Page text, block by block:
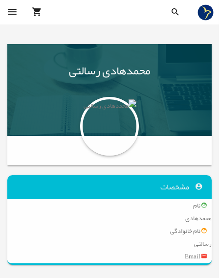
محمدهادی رسالتی
مشخصات
نام
محمدهادی
نام خانوادگی
رسالتی